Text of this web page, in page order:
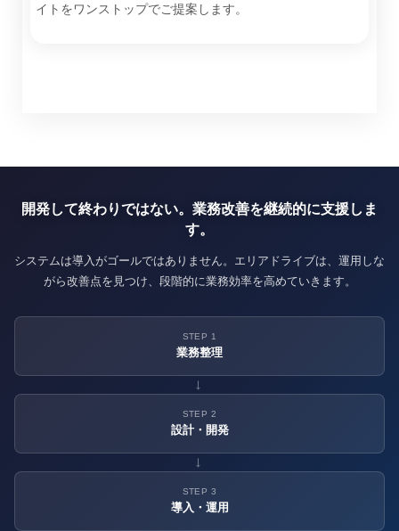
イトをワンストップでご提案します。
開発して終わりではない。業務改善を継続的に支援しま
す。
システムは導入がゴールではありません。エリアドライブは、運用しな
がら改善点を見つけ、段階的に業務効率を高めていきます。
STEP 1
業務整理
→
STEP 2
設計・開発
→
STEP 3
導入・運用